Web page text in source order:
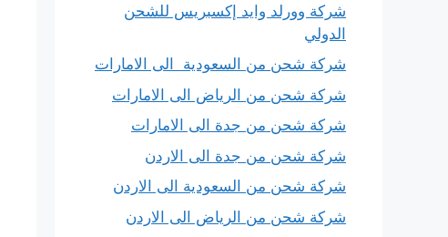
شركة وورلد وايد إكسبريس للشحن
الدولي
شركة شحن من السعودية الى الامارات
شركة شحن من الرياض الى الامارات
شركة شحن من جدة الى الامارات
شركة شحن من جدة الى الاردن
شركة شحن من السعودية الى الاردن
شركة شحن من الرياض الى الاردن